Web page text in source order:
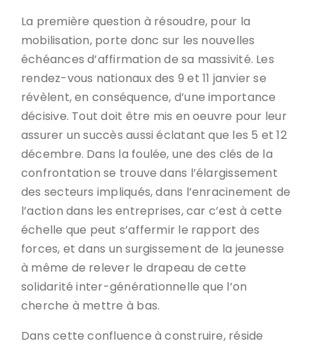
La première question à résoudre, pour la
mobilisation, porte donc sur les nouvelles
échéances d’affirmation de sa massivité. Les
rendez-vous nationaux des 9 et 11 janvier se
révèlent, en conséquence, d’une importance
décisive. Tout doit être mis en oeuvre pour leur
assurer un succès aussi éclatant que les 5 et 12
décembre. Dans la foulée, une des clés de la
confrontation se trouve dans l’élargissement
des secteurs impliqués, dans l’enracinement de
l’action dans les entreprises, car c’est à cette
échelle que peut s’affermir le rapport des
forces, et dans un surgissement de la jeunesse
à même de relever le drapeau de cette
solidarité inter-générationnelle que l’on
cherche à mettre à bas.
Dans cette confluence à construire, réside